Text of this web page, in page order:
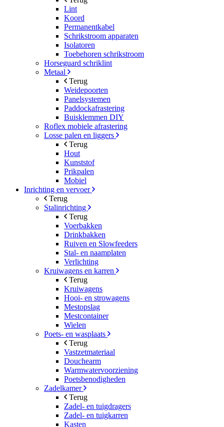
Lint
Koord
Permanentkabel
Schrikstroom apparaten
Isolatoren
Toebehoren schrikstroom
Horseguard schriklint
Metaal
Terug
Weidepoorten
Panelsystemen
Paddockafrastering
Buisklemmen DIY
Roflex mobiele afrastering
Losse palen en liggers
Terug
Hout
Kunststof
Prikpalen
Mobiel
Inrichting en vervoer
Terug
Stalinrichting
Terug
Voerbakken
Drinkbakken
Ruiven en Slowfeeders
Stal- en naamplaten
Verlichting
Kruiwagens en karren
Terug
Kruiwagens
Hooi- en strowagens
Mestopslag
Mestcontainer
Wielen
Poets- en wasplaats
Terug
Vastzetmateriaal
Douchearm
Warmwatervoorziening
Poetsbenodigheden
Zadelkamer
Terug
Zadel- en tuigdragers
Zadel- en tuigkarren
Kasten